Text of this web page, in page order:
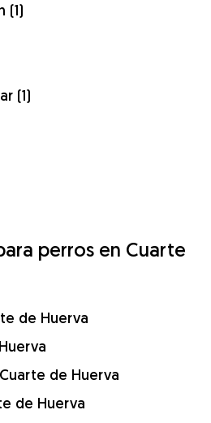
(1)
(1)
perros en Cuarte
de Huerva
de Huerva
de Huerva